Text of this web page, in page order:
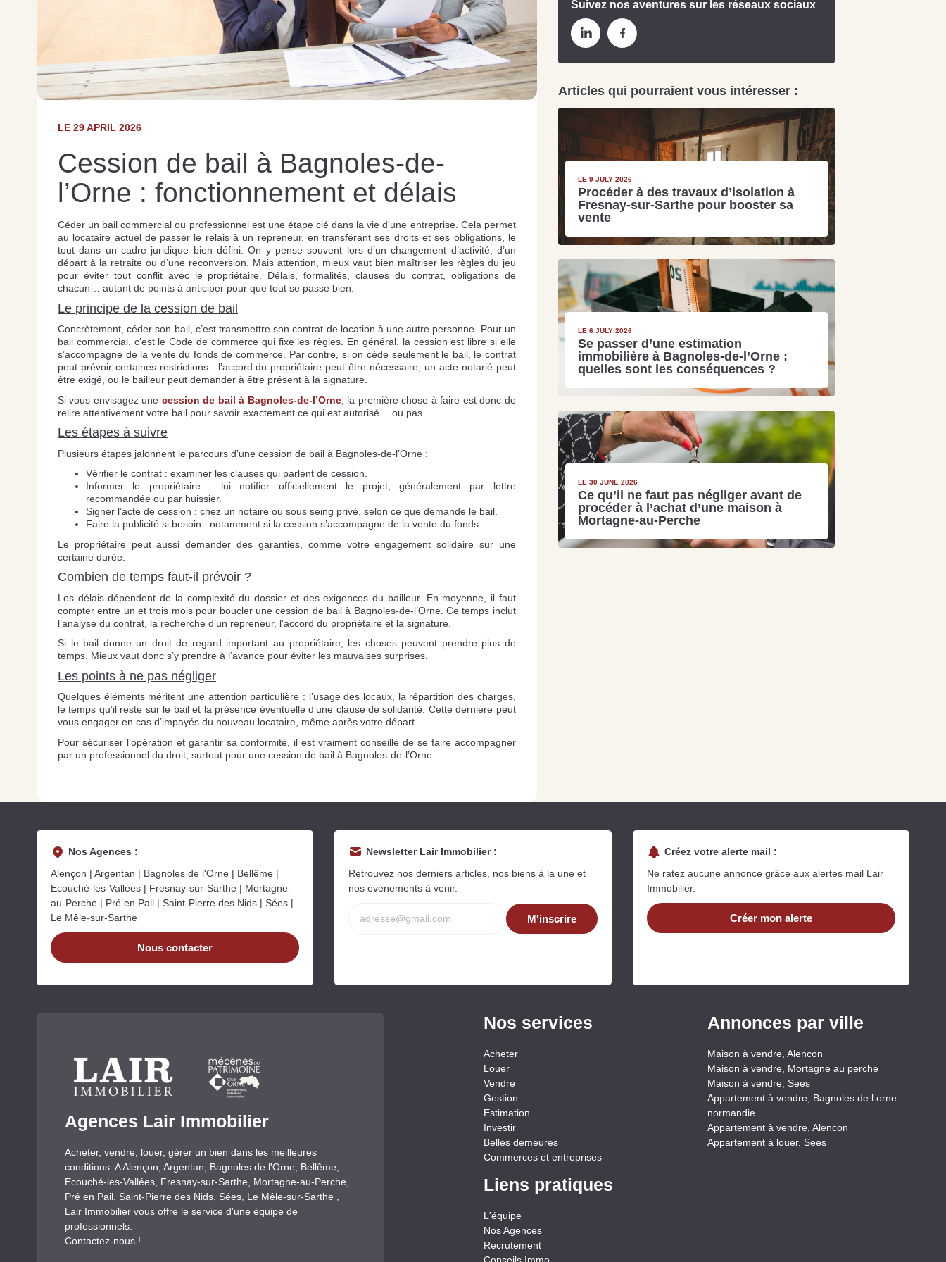
Gratuit
Estimez votre bien en ligne.
Rapide et gratuit, recevez votre estimation en
quelques clics.
LE 29 APRIL 2026
Cession de bail à Bagnoles-de-
l’Orne : fonctionnement et délais
Céder un bail commercial ou professionnel est une étape clé dans la vie d’une entreprise. Cela permet
au locataire actuel de passer le relais à un repreneur, en transférant ses droits et ses obligations, le
tout dans un cadre juridique bien défini. On y pense souvent lors d’un changement d’activité, d’un
départ à la retraite ou d’une reconversion. Mais attention, mieux vaut bien maîtriser les règles du jeu
pour éviter tout conflit avec le propriétaire. Délais, formalités, clauses du contrat, obligations de
chacun… autant de points à anticiper pour que tout se passe bien.
Le principe de la cession de bail
Concrètement, céder son bail, c’est transmettre son contrat de location à une autre personne. Pour un
bail commercial, c’est le Code de commerce qui fixe les règles. En général, la cession est libre si elle
s’accompagne de la vente du fonds de commerce. Par contre, si on cède seulement le bail, le contrat
peut prévoir certaines restrictions : l’accord du propriétaire peut être nécessaire, un acte notarié peut
être exigé, ou le bailleur peut demander à être présent à la signature.
Si vous envisagez une cession de bail à Bagnoles-de-l’Orne, la première chose à faire est donc de
relire attentivement votre bail pour savoir exactement ce qui est autorisé… ou pas.
Les étapes à suivre
Plusieurs étapes jalonnent le parcours d’une cession de bail à Bagnoles-de-l’Orne :
Vérifier le contrat : examiner les clauses qui parlent de cession.
Informer le propriétaire : lui notifier officiellement le projet, généralement par lettre
recommandée ou par huissier.
Signer l’acte de cession : chez un notaire ou sous seing privé, selon ce que demande le bail.
Faire la publicité si besoin : notamment si la cession s’accompagne de la vente du fonds.
Le propriétaire peut aussi demander des garanties, comme votre engagement solidaire sur une
certaine durée.
Combien de temps faut-il prévoir ?
Les délais dépendent de la complexité du dossier et des exigences du bailleur. En moyenne, il faut
compter entre un et trois mois pour boucler une cession de bail à Bagnoles-de-l’Orne. Ce temps inclut
l’analyse du contrat, la recherche d’un repreneur, l’accord du propriétaire et la signature.
Si le bail donne un droit de regard important au propriétaire, les choses peuvent prendre plus de
temps. Mieux vaut donc s’y prendre à l’avance pour éviter les mauvaises surprises.
Les points à ne pas négliger
Quelques éléments méritent une attention particulière : l’usage des locaux, la répartition des charges,
le temps qu’il reste sur le bail et la présence éventuelle d’une clause de solidarité. Cette dernière peut
vous engager en cas d’impayés du nouveau locataire, même après votre départ.
Pour sécuriser l’opération et garantir sa conformité, il est vraiment conseillé de se faire accompagner
par un professionnel du droit, surtout pour une cession de bail à Bagnoles-de-l’Orne.
Suivez nos aventures sur les réseaux sociaux
Articles qui pourraient vous intéresser :
LE 9 JULY 2026
Procéder à des travaux d’isolation à
Fresnay-sur-Sarthe pour booster sa
vente
LE 6 JULY 2026
Se passer d’une estimation
immobilière à Bagnoles-de-l’Orne :
quelles sont les conséquences ?
LE 30 JUNE 2026
Ce qu’il ne faut pas négliger avant de
procéder à l’achat d’une maison à
Mortagne-au-Perche
Nos Agences :
Alençon | Argentan | Bagnoles de l'Orne | Bellême |
Ecouché-les-Vallées | Fresnay-sur-Sarthe | Mortagne-
au-Perche | Pré en Pail | Saint-Pierre des Nids | Sées |
Le Mêle-sur-Sarthe
Nous contacter
Newsletter Lair Immobilier :
Retrouvez nos derniers articles, nos biens à la une et
nos évènements à venir.
M'inscrire
Créez votre alerte mail :
Ne ratez aucune annonce grâce aux alertes mail Lair
Immobilier.
Créer mon alerte
Agences Lair Immobilier
Acheter, vendre, louer, gérer un bien dans les meilleures
conditions. A Alençon, Argentan, Bagnoles de l'Orne, Bellême,
Ecouché-les-Vallées, Fresnay-sur-Sarthe, Mortagne-au-Perche,
Pré en Pail, Saint-Pierre des Nids, Sées, Le Mêle-sur-Sarthe ,
Lair Immobilier vous offre le service d'une équipe de
professionnels.
Contactez-nous !
Nos services
Acheter
Louer
Vendre
Gestion
Estimation
Investir
Belles demeures
Commerces et entreprises
Liens pratiques
L'équipe
Nos Agences
Recrutement
Annonces par ville
Maison à vendre, Alencon
Maison à vendre, Mortagne au perche
Maison à vendre, Sees
Appartement à vendre, Bagnoles de l orne
normandie
Appartement à vendre, Alencon
Appartement à louer, Sees